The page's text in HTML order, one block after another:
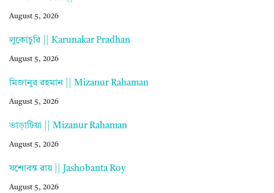
August 5, 2026
লুকোচুরি || Karunakar Pradhan
August 5, 2026
মিজানুর রহমান || Mizanur Rahaman
August 5, 2026
ভাড়াটিয়া || Mizanur Rahaman
August 5, 2026
যশোবন্ত রায় || Jashobanta Roy
August 5, 2026